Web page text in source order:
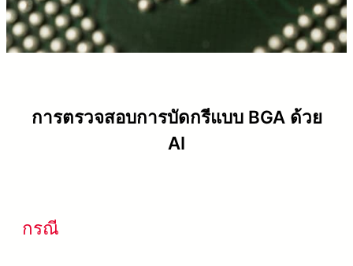
การตรวจสอบการบัดกรีแบบ BGA ด้วย
AI
กรณี